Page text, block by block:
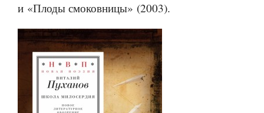
и «Плоды смоковницы» (2003).